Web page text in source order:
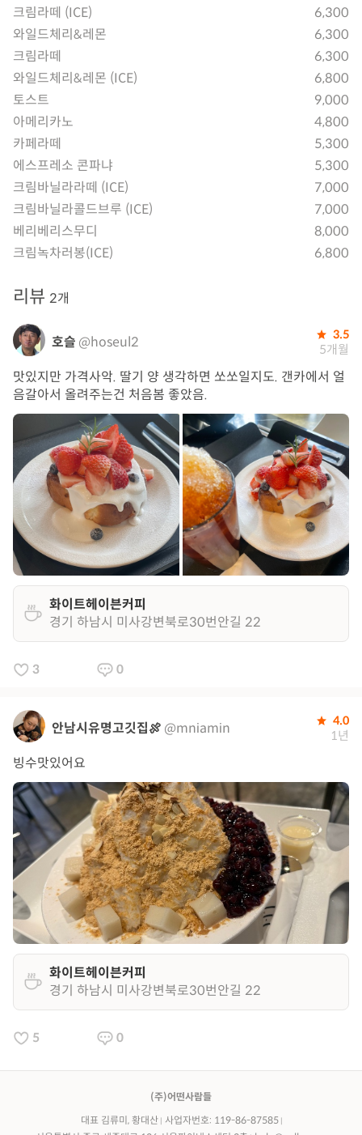
크림라떼 (ICE)
6,300
와일드체리&레몬
6,300
크림라떼
6,300
와일드체리&레몬 (ICE)
6,800
토스트
9,000
아메리카노
4,800
카페라떼
5,300
에스프레소 콘파냐
5,300
크림바닐라라떼 (ICE)
7,000
크림바닐라콜드브루 (ICE)
7,000
베리베리스무디
8,000
크림녹차러봉(ICE)
6,800
리뷰 2개
호슬 @hoseul2 3.5
5개월
맛있지만 가격사악. 딸기 양 생각하면 쏘쏘일지도. 갠카에서 얼
음갈아서 올려주는건 처음봄 좋았음.
화이트헤이븐커피
경기 하남시 미사강변북로30번안길 22
3 0
안남시유명고깃집🍖 @mniamin 4.0
1년
빙수맛있어요
화이트헤이븐커피
경기 하남시 미사강변북로30번안길 22
5 0
(주)어떤사람들
대표 김류미, 황대산
사업자번호: 119-86-87585